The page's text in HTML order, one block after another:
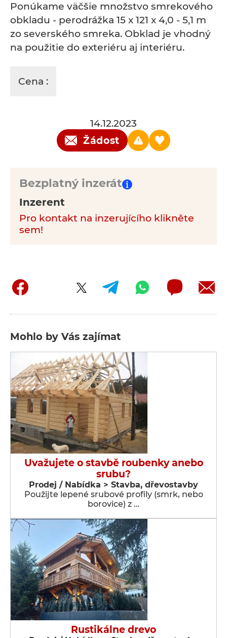
Ponúkame väčšie množstvo smrekového
obkladu - perodrážka 15 x 121 x 4,0 - 5,1 m
zo severského smreka. Obklad je vhodný
na použitie do exteriéru aj interiéru.
Cena :
14.12.2023
Žádost
Bezplatný inzerát
Inzerent
Pro kontakt na inzerujícího klikněte
sem!
Mohlo by Vás zajímat
Uvažujete o stavbě roubenky anebo
srubu?
Prodej / Nabídka > Stavba, dřevostavby
Použijte lepené srubové profily (smrk, nebo
borovice) z …
Rustikálne drevo